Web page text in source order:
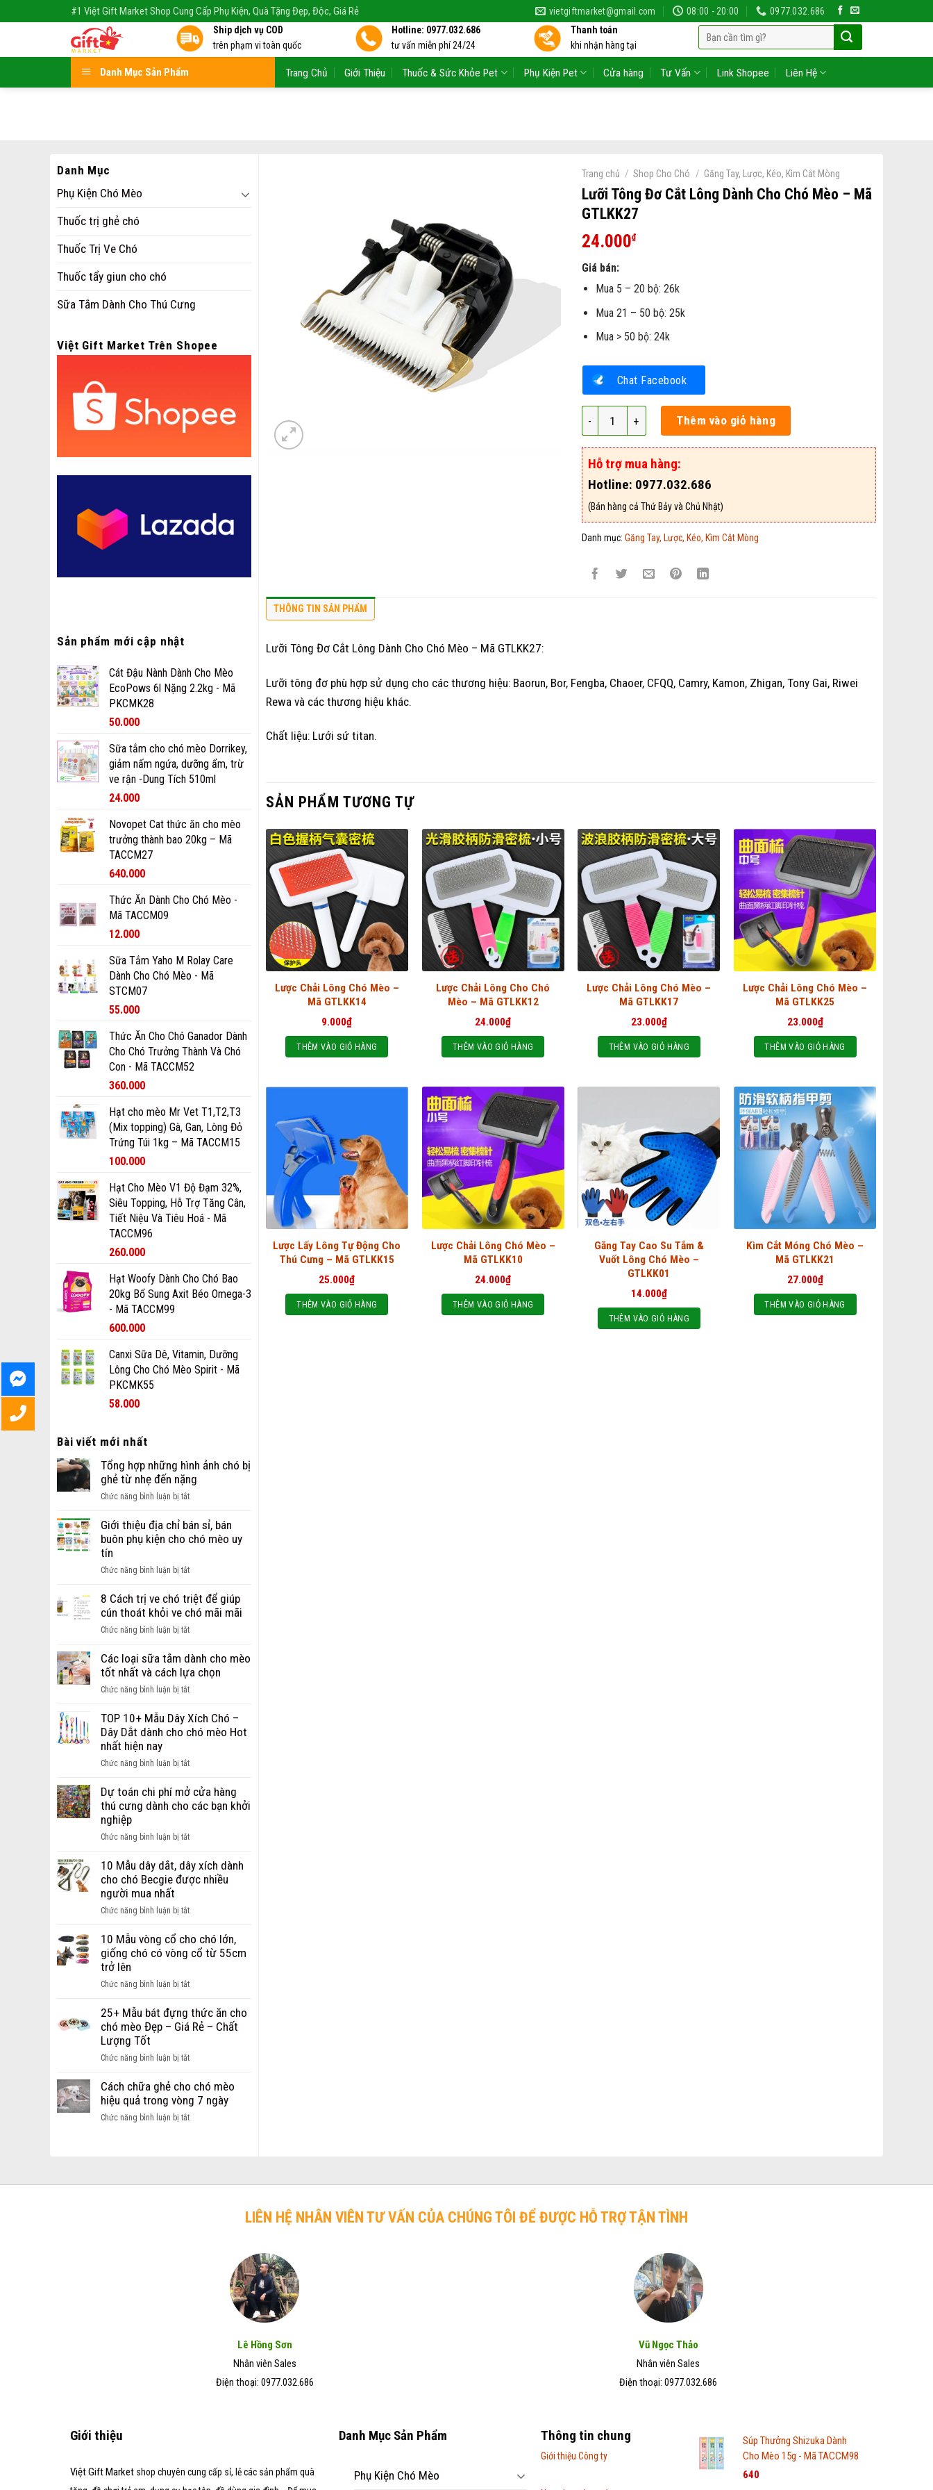
#1 Việt Gift Market Shop Cung Cấp Phụ Kiện, Quà Tặng Đẹp, Độc, Giá Rẻ vietgiftmarket@gmail.com 08:00 - 20:00
0977.032.686
Ship dịch vụ COD
trên phạm vi toàn quốc
Hotline: 0977.032.686
tư vấn miễn phí 24/24
Thanh toán
khi nhận hàng tại
Tìm
kiếm:
Danh Mục Sản Phẩm Trang Chủ Giới Thiệu Thuốc & Sức Khỏe Pet Phụ Kiện Pet Cửa hàng Tư Vấn Link Shopee Liên Hệ
Danh Mục
Phụ Kiện Chó Mèo
Thuốc trị ghẻ chó
Thuốc Trị Ve Chó
Thuốc tẩy giun cho chó
Sữa Tắm Dành Cho Thú Cưng
Việt Gift Market Trên Shopee
Sản phẩm mới cập nhật
Cát Đậu Nành Dành Cho Mèo
EcoPows 6l Nặng 2.2kg - Mã
PKCMK28
50.000
Sữa tắm cho chó mèo Dorrikey,
giảm nấm ngứa, dưỡng ẩm, trừ
ve rận -Dung Tích 510ml
24.000
Novopet Cat thức ăn cho mèo
trưởng thành bao 20kg – Mã
TACCM27
640.000
Thức Ăn Dành Cho Chó Mèo -
Mã TACCM09
12.000
Sữa Tắm Yaho M Rolay Care
Dành Cho Chó Mèo - Mã
STCM07
55.000
Thức Ăn Cho Chó Ganador Dành
Cho Chó Trưởng Thành Và Chó
Con - Mã TACCM52
360.000
Hạt cho mèo Mr Vet T1,T2,T3
(Mix topping) Gà, Gan, Lòng Đỏ
Trứng Túi 1kg – Mã TACCM15
100.000
Hạt Cho Mèo V1 Độ Đạm 32%,
Siêu Topping, Hỗ Trợ Tăng Cân,
Tiết Niệu Và Tiêu Hoá - Mã
TACCM96
260.000
Hạt Woofy Dành Cho Chó Bao
20kg Bổ Sung Axit Béo Omega-3
- Mã TACCM99
600.000
Canxi Sữa Dê, Vitamin, Dưỡng
Lông Cho Chó Mèo Spirit - Mã
PKCMK55
58.000
Bài viết mới nhất
Tổng hợp những hình ảnh chó bị
ghẻ từ nhẹ đến nặng
Chức năng bình luận bị tắtở
hợp
những
chó
ghẻ
từ
nhẹ
nặng
Giới thiệu địa chỉ bán sỉ, bán
buôn phụ kiện cho chó mèo uy
tín
Chức năng bình luận bị tắtở
thiệu
địa
bán
bán
buôn
phụ
cho
chó
tín
8 Cách trị ve chó triệt để giúp
cún thoát khỏi ve chó mãi mãi
Chức năng bình luận bị tắtở
Cách
trị
chó
để
giúp
thoát
ve
chó
Các loại sữa tắm dành cho mèo
tốt nhất và cách lựa chọn
Chức năng bình luận bị tắtở
loại
sữa
cho
tốt
nhất
cách
chọn
TOP 10+ Mẫu Dây Xích Chó –
Dây Dắt dành cho chó mèo Hot
nhất hiện nay
Chức năng bình luận bị tắtở
10+
Mẫu
Chó
Dây
Dắt
cho
Hot
nhất
nay
Dự toán chi phí mở cửa hàng
thú cưng dành cho các bạn khởi
nghiệp
Chức năng bình luận bị tắtở
toán
chi
cửa
thú
cưng
cho
bạn
khởi
nghiệp
10 Mẫu dây dắt, dây xích dành
cho chó Becgie được nhiều
người mua nhất
Chức năng bình luận bị tắtở
Mẫu
dây
xích
cho
chó
được
người
mua
nhất
10 Mẫu vòng cổ cho chó lớn,
giống chó có vòng cổ từ 55cm
trở lên
Chức năng bình luận bị tắtở
Mẫu
vòng
chó
giống
chó
có
25+ Mẫu bát đựng thức ăn cho
chó mèo Đẹp – Giá Rẻ – Chất
Lượng Tốt
Chức năng bình luận bị tắtở
Mẫu
bát
thức
Cách chữa ghẻ cho chó mèo
hiệu quả trong vòng 7 ngày
Chức năng bình luận bị tắtở
chó
Trang chủ / Shop Cho Chó / Găng Tay, Lược, Kéo, Kìm Cắt Mòng
Lưỡi Tông Đơ Cắt Lông Dành Cho Chó Mèo – Mã
GTLKK27
24.000₫
Giá bán:
Mua 5 – 20 bộ: 26k
Mua 21 – 50 bộ: 25k
Mua > 50 bộ: 24k
Chat Facebook
Lưỡi Tông Đơ Cắt Lông Dành Cho Chó Mèo – Mã GTLKK27 số lượng
Thêm vào giỏ hàng
Hỗ trợ mua hàng:
Hotline: 0977.032.686
(Bán hàng cả Thứ Bảy và Chủ Nhật)
Danh mục: Găng Tay, Lược, Kéo, Kìm Cắt Mòng
THÔNG TIN SẢN PHẨM
Lưỡi Tông Đơ Cắt Lông Dành Cho Chó Mèo – Mã GTLKK27:
Lưỡi tông đơ phù hợp sử dụng cho các thương hiệu: Baorun, Bor, Fengba, Chaoer, CFQQ, Camry, Kamon, Zhigan, Tony Gai, Riwei
Rewa và các thương hiệu khác.
Chất liệu: Lưới sứ titan.
SẢN PHẨM TƯƠNG TỰ
Lược Chải Lông Chó Mèo –
Mã GTLKK14
9.000₫
THÊM VÀO GIỎ HÀNG
Lược Chải Lông Cho Chó
Mèo – Mã GTLKK12
24.000₫
THÊM VÀO GIỎ HÀNG
Lược Chải Lông Chó Mèo –
Mã GTLKK17
23.000₫
THÊM VÀO GIỎ HÀNG
Lược Chải Lông Chó Mèo –
Mã GTLKK25
23.000₫
THÊM VÀO GIỎ HÀNG
Lược Lấy Lông Tự Động Cho
Thú Cưng – Mã GTLKK15
25.000₫
THÊM VÀO GIỎ HÀNG
Lược Chải Lông Chó Mèo –
Mã GTLKK10
24.000₫
THÊM VÀO GIỎ HÀNG
Găng Tay Cao Su Tắm &
Vuốt Lông Chó Mèo –
GTLKK01
14.000₫
THÊM VÀO GIỎ HÀNG
Kìm Cắt Móng Chó Mèo –
Mã GTLKK21
27.000₫
THÊM VÀO GIỎ HÀNG
LIÊN HỆ NHÂN VIÊN TƯ VẤN CỦA CHÚNG TÔI ĐỂ ĐƯỢC HỖ TRỢ TẬN TÌNH
Lê Hồng Sơn
Nhân viên Sales
Điện thoại: 0977.032.686
Vũ Ngọc Thảo
Nhân viên Sales
Điện thoại: 0977.032.686
Giới thiệu
Việt Gift Marketshop chuyên cung cấp sỉ, lẻ các sản phẩm quà
Danh Mục Sản Phẩm
Phụ Kiện Chó Mèo
Thông tin chung
Giới thiệu Công ty
Súp Thưởng Shizuka Dành
Cho Mèo 15g - Mã TACCM98
640